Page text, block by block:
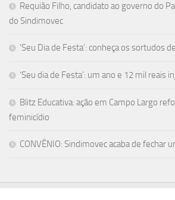
Requião Filho, candidato ao governo do
do Sindimovec
‘Seu Dia de Festa’: conheça os sortudos
‘Seu dia de Festa’: um ano e 12 mil reais
Blitz Educativa: ação em Campo Largo
feminicídio
CONVÊNIO: Sindimovec acaba de fechar